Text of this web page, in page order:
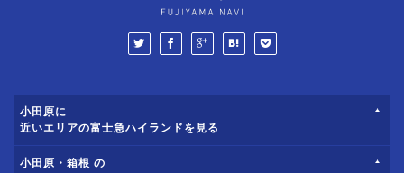
小田原に
近いエリアの富士急ハイランドを見る
小田原・箱根 の